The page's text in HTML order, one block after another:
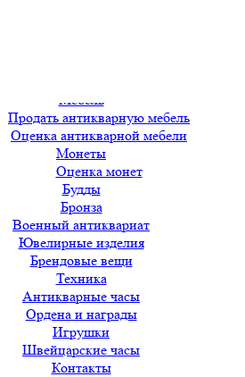
Мебель
Продать антикварную мебель
Оценка антикварной мебели
Монеты
Оценка монет
Будды
Бронза
Военный антиквариат
Ювелирные изделия
Брендовые вещи
Техника
Антикварные часы
Ордена и награды
Игрушки
Швейцарские часы
Контакты